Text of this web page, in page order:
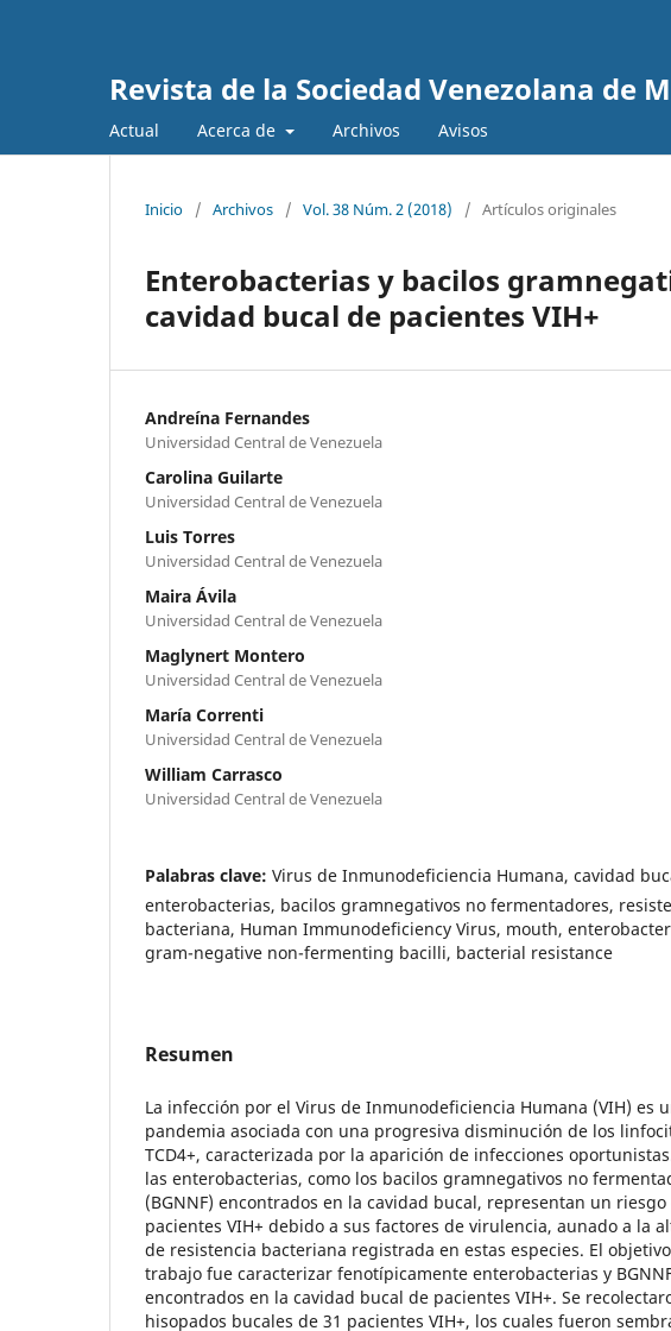
Revista de la Sociedad Venezolana de
Actual Acerca de Archivos Avisos
Inicio / Archivos / Vol. 38 Núm. 2 (2018) / Artículos originales
Enterobacterias y bacilos
cavidad bucal de pacientes VIH+
Andreína Fernandes
Universidad Central de Venezuela
Carolina Guilarte
Universidad Central de Venezuela
Luis Torres
Universidad Central de Venezuela
Maira Ávila
Universidad Central de Venezuela
Maglynert Montero
Universidad Central de Venezuela
María Correnti
Universidad Central de Venezuela
William Carrasco
Universidad Central de Venezuela
Palabras clave: Virus de Inmunodeficiencia Humana, cavidad
enterobacterias, bacilos gramnegativos no fermentadores,
bacteriana, Human Immunodeficiency Virus, mouth,
gram-negative non-fermenting bacilli, bacterial resistance
Resumen
La infección por el Virus de Inmunodeficiencia Humana (VIH) es
pandemia asociada con una progresiva disminución de los
TCD4+, caracterizada por la aparición de infecciones
las enterobacterias, como los bacilos gramnegativos no
(BGNNF) encontrados en la cavidad bucal, representan un riesgo
pacientes VIH+ debido a sus factores de virulencia, aunado a la
de resistencia bacteriana registrada en estas especies. El
trabajo fue caracterizar fenotípicamente enterobacterias y
encontrados en la cavidad bucal de pacientes VIH+. Se
hisopados bucales de 31 pacientes VIH+, los cuales fueron